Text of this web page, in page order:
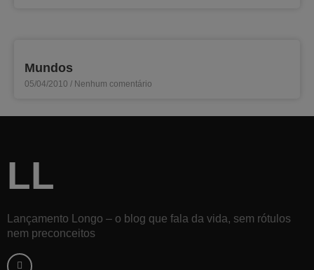
Mundos
05/04/2010 Nenhum comentário
LL
Lançamento Longo – o blog que fala da vida, sem rótulos
nem preconceitos
a
c